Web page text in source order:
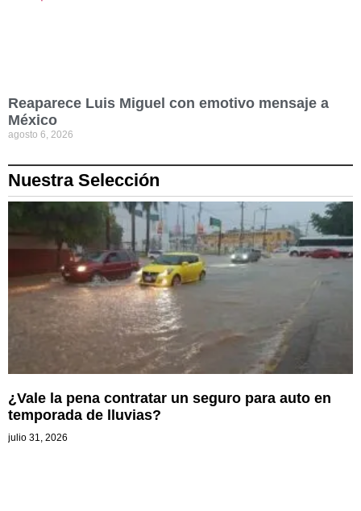
Reaparece Luis Miguel con emotivo mensaje a
México
agosto 6, 2026
Nuestra Selección
¿Vale la pena contratar un seguro para auto en
temporada de lluvias?
julio 31, 2026